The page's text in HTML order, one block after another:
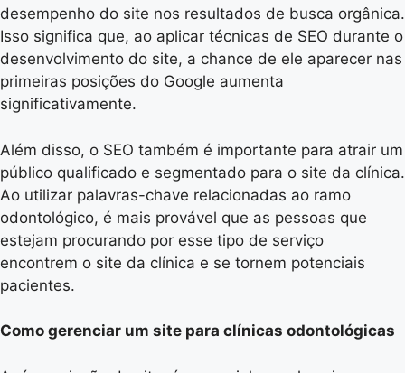
desempenho do site nos resultados de busca orgânica.
Isso significa que, ao aplicar técnicas de SEO durante o
desenvolvimento do site, a chance de ele aparecer nas
primeiras posições do Google aumenta
significativamente.
Além disso, o SEO também é importante para atrair um
público qualificado e segmentado para o site da clínica.
Ao utilizar palavras-chave relacionadas ao ramo
odontológico, é mais provável que as pessoas que
estejam procurando por esse tipo de serviço
encontrem o site da clínica e se tornem potenciais
pacientes.
Como gerenciar um site para clínicas odontológicas